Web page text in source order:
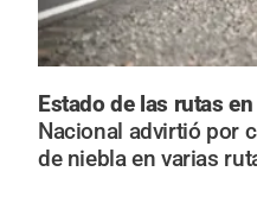
Estado de las rutas
Nacional advirtió por
de niebla en varias